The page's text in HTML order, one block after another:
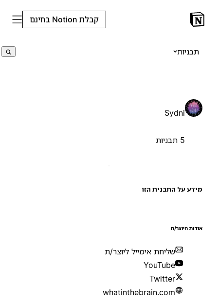
קבלת Notion בחינם
תבניות
Sydni
על התבנית הזו
היוצר/ת
שליחת אימייל ליוצר/ת
YouTube
Twitter
whatinthebrain.com